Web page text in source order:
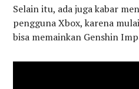
Selain itu, ada juga kabar
pengguna Xbox, karena
bisa memainkan Genshin